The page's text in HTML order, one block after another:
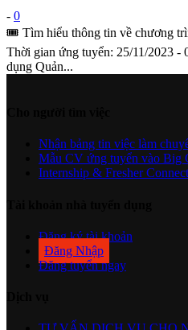
- 0
🎟️ Tìm hiểu thông tin về chương
Thời gian ứng tuyển: 25/11/2023 -
dụng Quản...
Nhận bảng tin việc làm
Mẫu CV ứng tuyển vào Big
Internship & Fresher Connect
Đăng ký tài khoản
Đăng Nhập
Đăng tuyển ngay